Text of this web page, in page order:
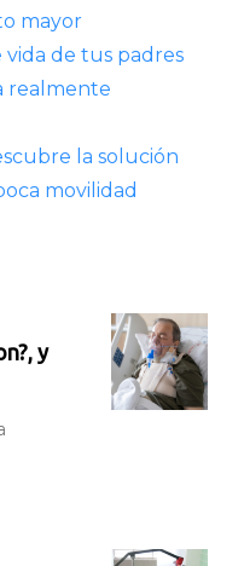
mayor
vida de tus padres
realmente
la solución
movilidad
y